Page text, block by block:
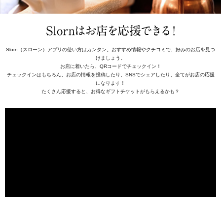
Slorn（スローン）アプリの使い方はカンタン。おすすめ情報やクチコミで、好みのお店を見つ
けましょう。
お店に着いたら、QRコードでチェックイン！
チェックインはもちろん、お店の情報を投稿したり、SNSでシェアしたり、全てがお店の応援
になります！
たくさん応援すると、お得なギフトチケットがもらえるかも？